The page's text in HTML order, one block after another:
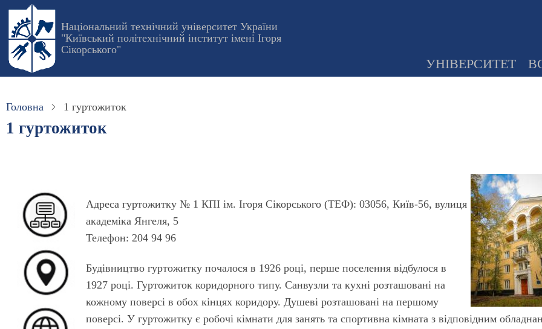
Перейти
основного
вмісту
Національний технічний університет України
"Київський політехнічний інститут імені Ігоря
Сікорського"
УНІВЕРСИТЕТ
Головна 1 гуртожиток
1 гуртожиток
Адреса гуртожитку № 1 КПІ ім. Ігоря Сікорського (ТЕФ): 03056, Київ-56, вулиця
академіка Янгеля, 5
Телефон: 204 94 96
Будівництво гуртожитку почалося в 1926 році, перше поселення відбулося в
1927 році. Гуртожиток коридорного типу. Санвузли та кухні розташовані на
кожному поверсі в обох кінцях коридору. Душеві розташовані на першому
поверсі. У гуртожитку є робочі кімнати для занять та спортивна кімната з відповідним